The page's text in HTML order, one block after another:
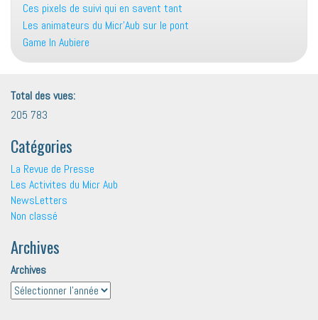
Ces pixels de suivi qui en savent tant
Les animateurs du Micr’Aub sur le pont
Game In Aubiere
Total des vues:
205 783
Catégories
La Revue de Presse
Les Activites du Micr Aub
NewsLetters
Non classé
Archives
Archives